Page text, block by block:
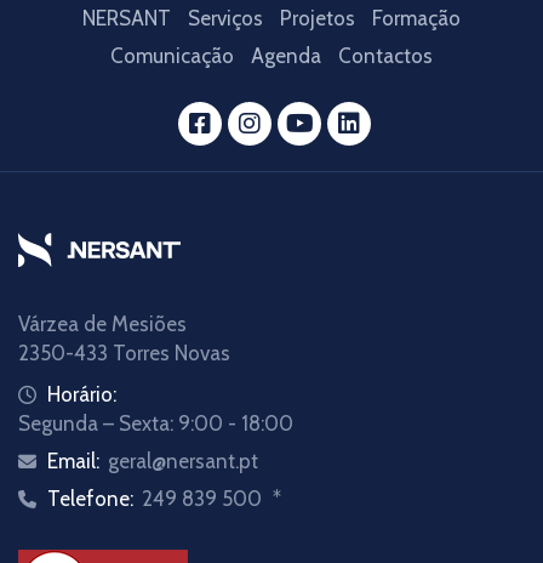
NERSANT Serviços Projetos
Formação
Comunicação
Agenda Contactos
Várzea de Mesiões
2350-433 Torres Novas
Horário:
Segunda – Sexta: 9:00 - 18:00
Email: geral@nersant.pt
Telefone: 249 839 500 *